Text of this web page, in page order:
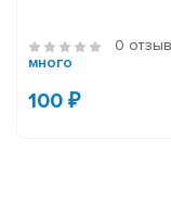
0
много
100 ₽